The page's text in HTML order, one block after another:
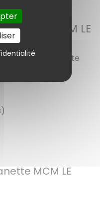
MCM LE
à joindre cette
MCM LE